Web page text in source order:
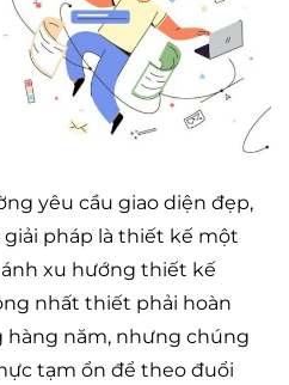
yêu cầu giao diện đẹp,
pháp là thiết kế một
xu hướng thiết kế
nhất thiết phải hoàn
năm, nhưng chúng
tạm ổn để theo đuổi